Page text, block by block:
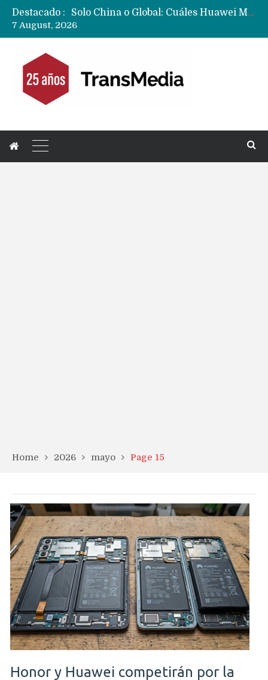
Destacado :
Data Centers de Huawei en Chile, México, Brasil,Perú y Argentina podrían verse afectados por arremetida de EE.UU
7 August, 2026
Home 2026 mayo Page 15
Honor y Huawei competirán por la